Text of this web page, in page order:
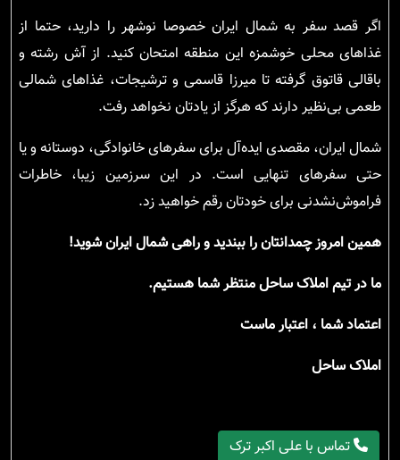
اگر قصد سفر به شمال ایران خصوصا نوشهر را دارید، حتما از
غذاهای محلی خوشمزه این منطقه امتحان کنید. از آش رشته و
باقالی قاتوق گرفته تا میرزا قاسمی و ترشیجات، غذاهای شمالی
طعمی بی‌نظیر دارند که هرگز از یادتان نخواهد رفت.
شمال ایران، مقصدی ایده‌آل برای سفرهای خانوادگی، دوستانه و یا
حتی سفرهای تنهایی است. در این سرزمین زیبا، خاطرات
فراموش‌نشدنی برای خودتان رقم خواهید زد.
همین امروز چمدانتان را ببندید و راهی شمال ایران شوید!
ما در تیم املاک ساحل منتظر شما هستیم.
اعتماد شما ، اعتبار ماست
املاک ساحل
تماس با علی اکبر ترک